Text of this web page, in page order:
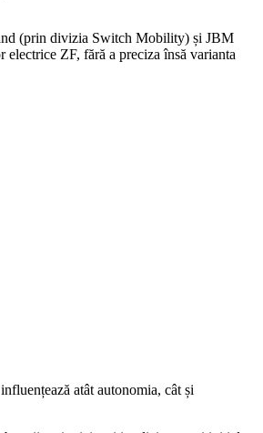
(prin divizia Switch Mobility) și JBM
ZF, fără a preciza însă varianta
atât autonomia, cât și